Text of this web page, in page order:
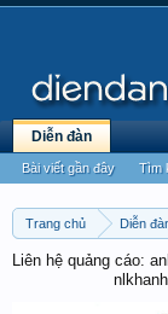
Trang chủ Diễn
Liên hệ quảng cáo:
Diễn đàn
Bài viết gần đây Tìm